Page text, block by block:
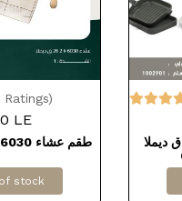
Ratings)
LE
طقم عشاء 6030 # 2 26 ق ديملا
stock
طقم عشاء بورسلين 36 ق ديملا